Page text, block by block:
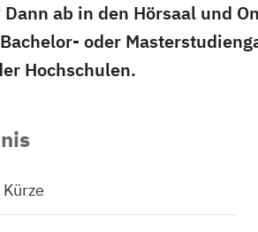
ab in den Hörsaal und
oder
Hochschulen.